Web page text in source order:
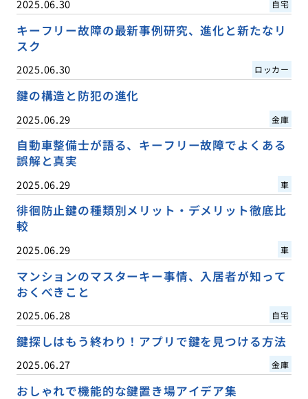
2025.06.30 自宅
キーフリー故障の最新事例研究、進化と新たなリ
スク
2025.06.30 ロッカー
鍵の構造と防犯の進化
2025.06.29 金庫
自動車整備士が語る、キーフリー故障でよくある
誤解と真実
2025.06.29 車
徘徊防止鍵の種類別メリット・デメリット徹底比
較
2025.06.29 車
マンションのマスターキー事情、入居者が知って
おくべきこと
2025.06.28 自宅
鍵探しはもう終わり！アプリで鍵を見つける方法
2025.06.27 金庫
おしゃれで機能的な鍵置き場アイデア集